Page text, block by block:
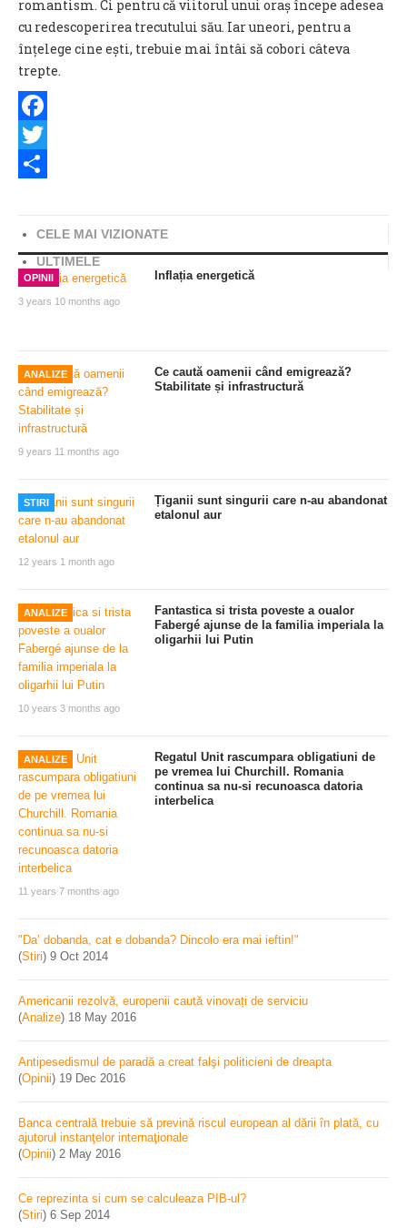
romantism. Ci pentru că viitorul unui oraș începe adesea
cu redescoperirea trecutului său. Iar uneori, pentru a
înțelege cine ești, trebuie mai întâi să cobori câteva
trepte.
Facebook
Twitter
CELE MAI VIZIONATE
ULTIMELE
OPINII
3 years 10 months ago
Inflația energetică
ANALIZE
9 years 11 months ago
Ce caută oamenii când emigrează?
Stabilitate și infrastructură
STIRI
12 years 1 month ago
Țiganii sunt singurii care n-au abandonat
etalonul aur
ANALIZE
10 years 3 months ago
Fantastica si trista poveste a oualor
Fabergé ajunse de la familia imperiala la
oligarhii lui Putin
ANALIZE
11 years 7 months ago
Regatul Unit rascumpara obligatiuni de
pe vremea lui Churchill. Romania
continua sa nu-si recunoasca datoria
interbelica
"Da’ dobanda, cat e dobanda? Dincolo era mai ieftin!"
(Stiri) 9 Oct 2014
Americanii rezolvă, europenii caută vinovați de serviciu
(Analize) 18 May 2016
Antipesedismul de paradă a creat falşi politicieni de dreapta
(Opinii) 19 Dec 2016
Banca centrală trebuie să prevină riscul european al dării în plată, cu
ajutorul instanţelor internaţionale
(Opinii) 2 May 2016
Ce reprezinta si cum se calculeaza PIB-ul?
(Stiri) 6 Sep 2014